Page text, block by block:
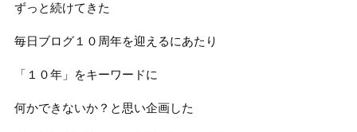
ずっと続けてきた
毎日ブログ１０周年を迎えるにあたり
「１０年」をキーワードに
何かできないか？と思い企画した